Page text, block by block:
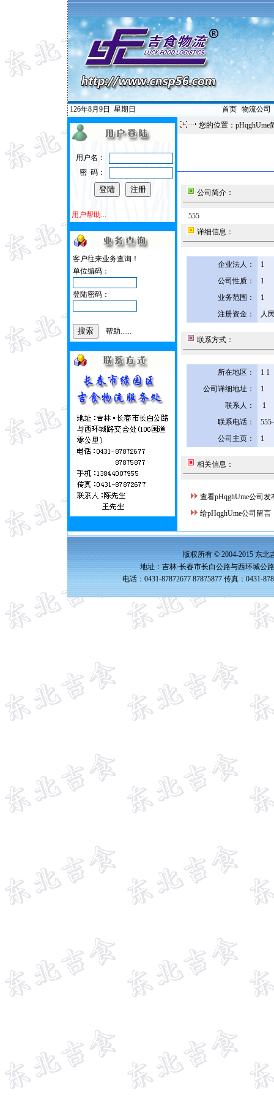
126年8月9日 星期日 首页| 物流公司
用户名：
密 码：
用户帮助...
客户往来业务查询！
单位编码：
登陆密码：
帮助......
您的位置：pHqghUme
公司简介：
555
详细信息：
企业法人：
1
公司性质：
1
业务范围：
1
注册资金：
人
联系方式：
所在地区：
1 1
公司详细地址：
1
联系人：
1
联系电话：
公司主页：
1
相关信息：
查看pHqghUme公司发
给pHqghUme公司留言
版权所有 © 2004-2015 东北
地址：吉林·长春市长白公路与西环城公
电话：0431-87872677 87875877 传真：0431-